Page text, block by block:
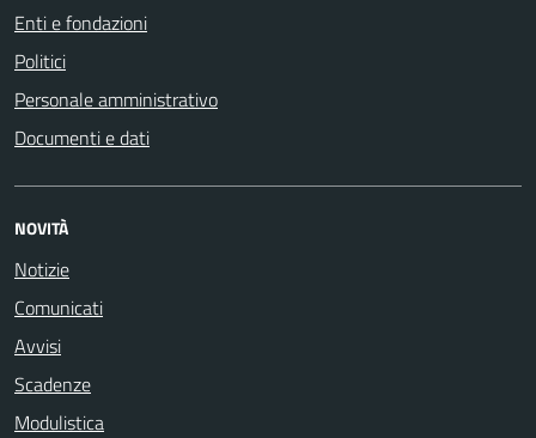
Enti e fondazioni
Politici
Personale amministrativo
Documenti e dati
NOVITÀ
Notizie
Comunicati
Avvisi
Scadenze
Modulistica